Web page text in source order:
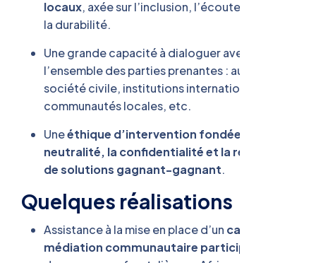
locaux, axée sur l’inclusion, l’écoute active et
la durabilité.
Une grande capacité à dialoguer avec
l’ensemble des parties prenantes : autorités,
société civile, institutions internationales,
communautés locales, etc.
Uneéthique d’intervention fondée sur la
neutralité, la confidentialité et la recherche
de solutions gagnant-gagnant.
Quelques réalisations
Assistance à la mise en place d’un cadre de
médiation communautaire participative